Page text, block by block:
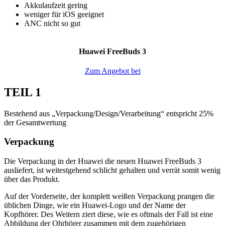
Akkulaufzeit gering
weniger für iOS geeignet
ANC nicht so gut
Huawei FreeBuds 3
Zum Angebot bei
TEIL 1
Bestehend aus „Verpackung/Design/Verarbeitung“ entspricht 25%
der Gesamtwertung
Verpackung
Die Verpackung in der Huawei die neuen Huawei FreeBuds 3
ausliefert, ist weitestgehend schlicht gehalten und verrät somit wenig
über das Produkt.
Auf der Vorderseite, der komplett weißen Verpackung prangen die
üblichen Dinge, wie ein Huawei-Logo und der Name der
Kopfhörer. Des Weitern ziert diese, wie es oftmals der Fall ist eine
Abbildung der Ohrhörer zusammen mit dem zugehörigen